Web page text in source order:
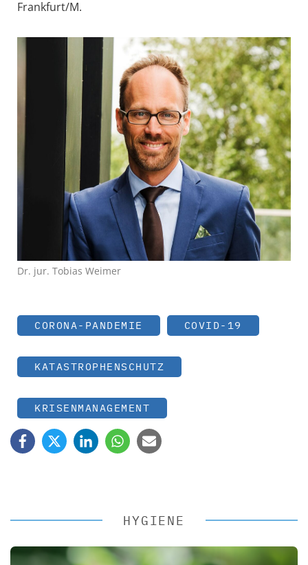
Frankfurt/M.
Dr. jur. Tobias Weimer
CORONA-PANDEMIE COVID-19
KATASTROPHENSCHUTZ
KRISENMANAGEMENT
HYGIENE